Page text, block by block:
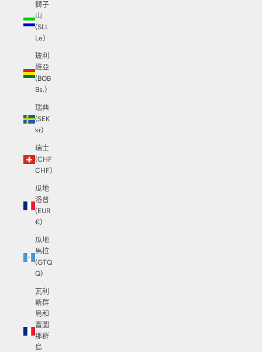
獅子
山
(SLL
Le)
玻利
維亞
(BOB
Bs.)
瑞典
(SEK
kr)
瑞士
(CHF
CHF)
瓜地
洛普
(EUR
€)
瓜地
馬拉
(GTQ
Q)
瓦利
斯群
島和
富圖
那群
島